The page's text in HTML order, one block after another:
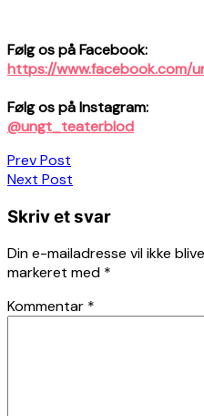
Følg os på Facebook:
https://www.facebook.com/
Følg os på Instagram:
@ungt_teaterblod
Indlægsnavigation
Prev Post
Next Post
Skriv et svar
Din e-mailadresse vil ikke
markeret med *
Kommentar *